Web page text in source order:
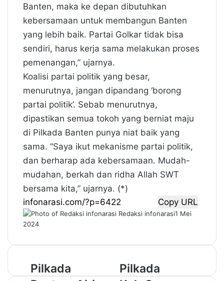
Banten, maka ke depan dibutuhkan
kebersamaan untuk membangun Banten
yang lebih baik. Partai Golkar tidak bisa
sendiri, harus kerja sama melakukan proses
pemenangan,” ujarnya.
Koalisi partai politik yang besar,
menurutnya, jangan dipandang ‘borong
partai politik’. Sebab menurutnya,
dipastikan semua tokoh yang berniat maju
di Pilkada Banten punya niat baik yang
sama. “Saya ikut mekanisme partai politik,
dan berharap ada kebersamaan. Mudah-
mudahan, berkah dan ridha Allah SWT
bersama kita,” ujarnya. (*)
Copy URL
Redaksi infonarasi1 Mei
2024
P
i
Pilkada
P
i
Pilkada